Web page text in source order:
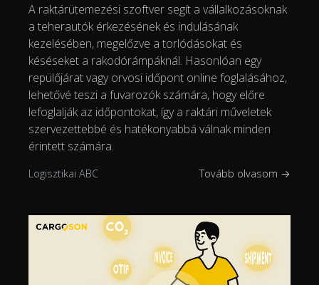
A raktárütemezési szoftver segít a vállalkozásoknak
a teherautók érkezésének és indulásának
kezelésében, megelőzve a torlódásokat és
késéseket a rakodórámpáknál. Hasonlóan egy
repülőjárat vagy orvosi időpont online foglalásához,
lehetővé teszi a fuvarozók számára, hogy előre
lefoglalják az időpontokat, így a raktári műveletek
szervezettebbé és hatékonyabbá válnak minden
érintett számára.
Logisztikai ABC Tovább olvasom →